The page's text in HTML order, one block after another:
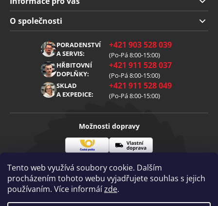
Tento web využívá soubory cookie. Dalším
procházením tohoto webu vyjadřujete souhlas s jejich
používaním. Více informáízde.
Doprava a platba
Obchodní podmínky
Reklamace
Zpracování osobních údajů
O společnosti
PORADENSTVÍ
A SERVIS:
+421 903 528 039
(Po-Pá 8:00-15:00)
HŘBITOVNÍ
DOPLŇKY:
+421 911 528 037
(Po-Pá 8:00-15:00)
SKLAD
A EXPEDICE:
+421 911 528 049
(Po-Pá 8:00-15:00)
Možnosti dopravy
pošta
doprava
Visa Mastercard